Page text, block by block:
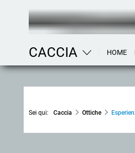
CACCIA HOME
Sei qui: Caccia Ottiche